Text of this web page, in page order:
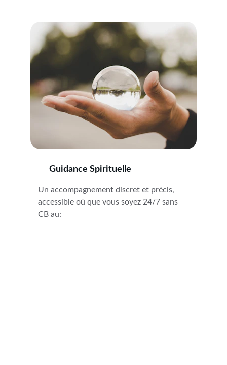
Guidance Spirituelle
Un accompagnement discret et précis,
accessible où que vous soyez 24/7 sans
CB au: